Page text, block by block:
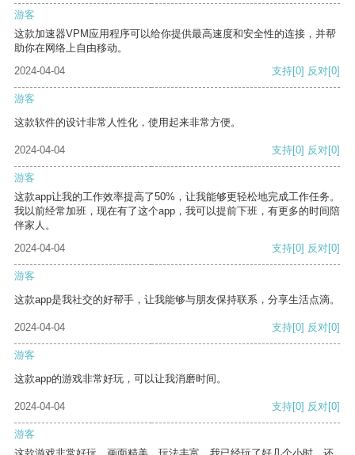
游客
这款加速器VPM应用程序可以给你提供最高速度和安全性的连接，并帮
助你在网络上自由移动。
2024-04-04
支持[0] 反对[0]
游客
这款软件的设计非常人性化，使用起来非常方便。
2024-04-04 支持[0] 反对[0]
游客
这款app让我的工作效率提高了50%，让我能够更轻松地完成工作任务。
我以前经常加班，现在有了这个app，我可以提前下班，有更多的时间陪
伴家人。
2024-04-04
支持[0] 反对[0]
游客
这款app是我社交的好帮手，让我能够与朋友保持联系，分享生活点滴。
2024-04-04 支持[0] 反对[0]
游客
这款app的游戏非常好玩，可以让我消磨时间。
2024-04-04 支持[0] 反对[0]
游客